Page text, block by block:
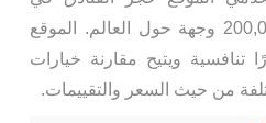
أكثر من 200,000 وجهة حول العالم. الموقع
تنافسية ويتيح مقارنة خيارات
من حيث السعر والتقييمات.